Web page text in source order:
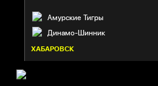
Амурские Тигры
Динамо-Шинник
ХАБАРОВСК